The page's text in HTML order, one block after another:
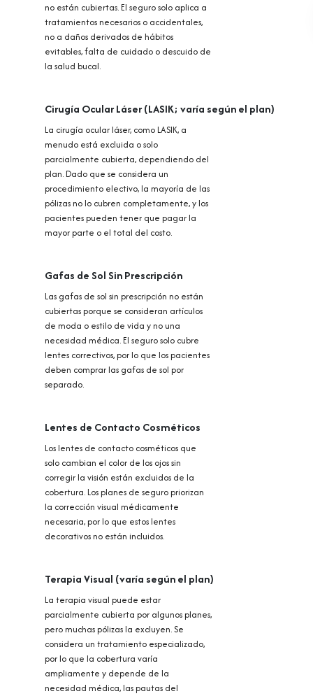
no están cubiertas. El seguro solo aplica a
tratamientos necesarios o accidentales,
no a daños derivados de hábitos
evitables, falta de cuidado o descuido de
la salud bucal.
Cirugía Ocular Láser (LASIK; varía según el plan)
La cirugía ocular láser, como LASIK, a
menudo está excluida o solo
parcialmente cubierta, dependiendo del
plan. Dado que se considera un
procedimiento electivo, la mayoría de las
pólizas no lo cubren completamente, y los
pacientes pueden tener que pagar la
mayor parte o el total del costo.
Gafas de Sol Sin Prescripción
Las gafas de sol sin prescripción no están
cubiertas porque se consideran artículos
de moda o estilo de vida y no una
necesidad médica. El seguro solo cubre
lentes correctivos, por lo que los pacientes
deben comprar las gafas de sol por
separado.
Lentes de Contacto Cosméticos
Los lentes de contacto cosméticos que
solo cambian el color de los ojos sin
corregir la visión están excluidos de la
cobertura. Los planes de seguro priorizan
la corrección visual médicamente
necesaria, por lo que estos lentes
decorativos no están incluidos.
Terapia Visual (varía según el plan)
La terapia visual puede estar
parcialmente cubierta por algunos planes,
pero muchas pólizas la excluyen. Se
considera un tratamiento especializado,
por lo que la cobertura varía
ampliamente y depende de la
necesidad médica, las pautas del